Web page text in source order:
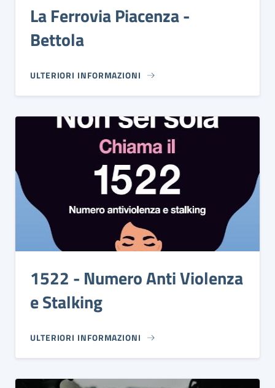
La Ferrovia Piacenza -
Bettola
ULTERIORI INFORMAZIONI
1522 - Numero Anti Violenza
e Stalking
ULTERIORI INFORMAZIONI